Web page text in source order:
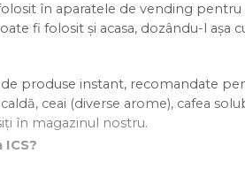
în aparatele de vending
fi folosit și acasa, dozându-l
produse instant, recomandate
ceai (diverse arome), cafea
în magazinul nostru.